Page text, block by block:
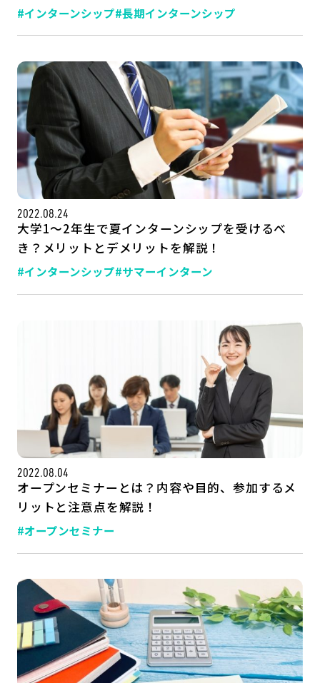
#インターンシップ#長期インターンシップ
2022.08.24
大学1～2年生で夏インターンシップを受けるべ
き？メリットとデメリットを解説！
#インターンシップ#サマーインターン
2022.08.04
オープンセミナーとは？内容や目的、参加するメ
リットと注意点を解説！
#オープンセミナー